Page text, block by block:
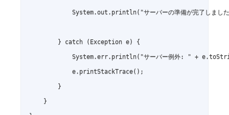
System.out.println("サーバーの準備が完了しまし
        } catch (Exception e) {
System.err.println("サーバー例外: " +
            e.printStackTrace();
        }
    }